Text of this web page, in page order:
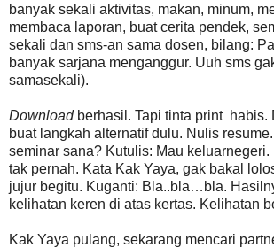
banyak sekali aktivitas, makan, minum,
membaca laporan, buat cerita pendek,
sekali dan sms-an sama dosen, bilang:
banyak sarjana menganggur. Uuh sms
samasekali).
Downloadberhasil. Tapi tinta print habis.
buat langkah alternatif dulu. Nulis
seminar sana? Kutulis: Mau keluarnegeri.
tak pernah. Kata Kak Yaya, gak bakal
jujur begitu. Kuganti: Bla..bla…bla.
kelihatan keren di atas kertas. Kelihatan
Kak Yaya pulang, sekarang mencari